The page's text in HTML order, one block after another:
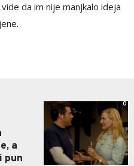
da im nije manjkalo ideja
a
pun
0